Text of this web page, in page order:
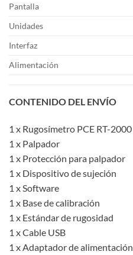
Pantalla
Unidades
Interfaz
Alimentación
CONTENIDO DEL ENVÍO
1 x Rugosímetro PCE RT-2000
1 x Palpador
1 x Protección para palpador
1 x Dispositivo de sujeción
1 x Software
1 x Base de calibración
1 x Estándar de rugosidad
1 x Cable USB
1 x Adaptador de alimentación